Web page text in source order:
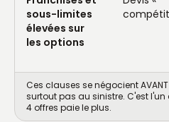
sous-limites
élevées sur
les options
Ces clauses se négocient
surtout pas au sinistre. C'est
4 offres paie le plus.